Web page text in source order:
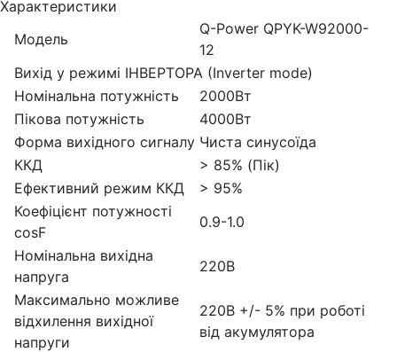
Характеристики
Модель
Q-Power QPYK-W92000-
12
Вихід у режимі ІНВЕРТОРА (Inverter mode)
Номінальна потужність
2000Вт
Пікова потужність
4000Вт
Форма вихідного сигналу Чиста синусоїда
ККД
> 85% (Пік)
Ефективний режим ККД
> 95%
Коефіцієнт потужності
cosF
0.9-1.0
Номінальна вихідна
напруга
220В
Максимально можливе
відхилення вихідної
напруги
220В +/- 5% при роботі
від акумулятора